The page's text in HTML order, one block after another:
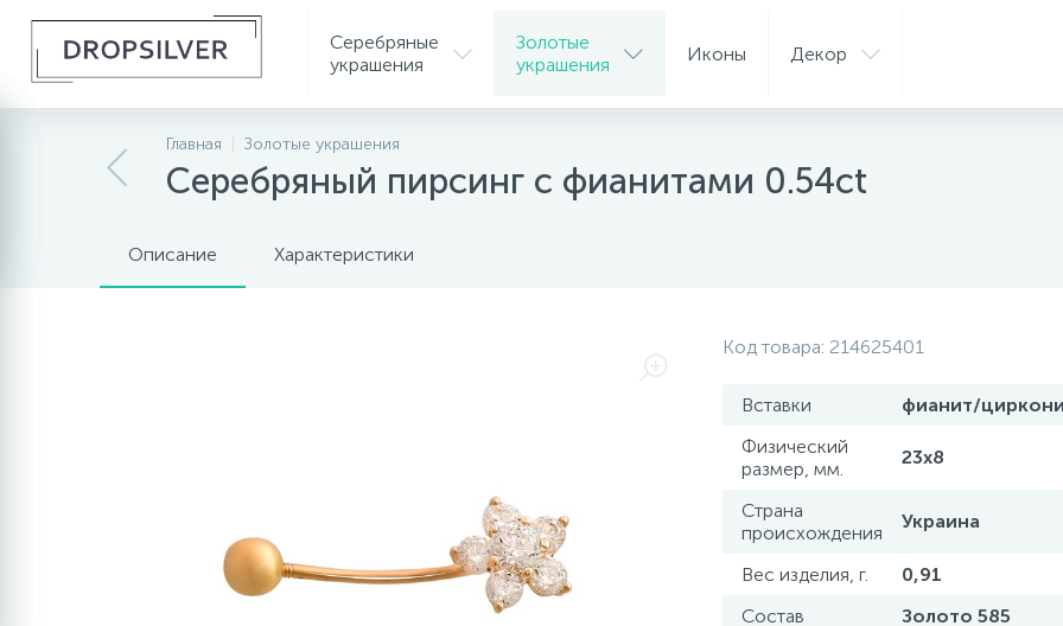
Серебряные
украшения
Золотые
украшения
Иконы Декор
Главная Золотые украшения
Серебряный пирсинг с фианитами 0.54ct
Описание Характеристики
Код товара: 214625401
Вставки
фианит/
Физический
размер, мм.
23x8
Страна
происхождения
Украина
Вес изделия, г.
0,91
Состав
Золото 585